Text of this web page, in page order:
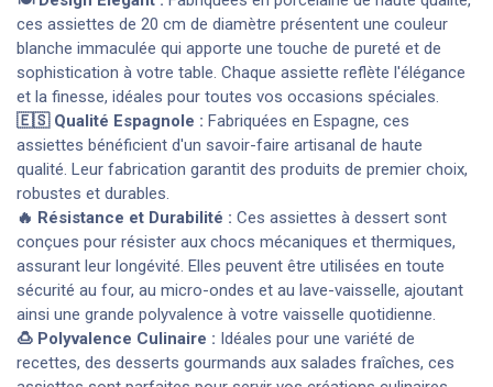
ces assiettes de 20 cm de diamètre présentent une couleur
blanche immaculée qui apporte une touche de pureté et de
sophistication à votre table. Chaque assiette reflète l'élégance
et la finesse, idéales pour toutes vos occasions spéciales.
🇪🇸 Qualité Espagnole : Fabriquées en Espagne, ces
assiettes bénéficient d'un savoir-faire artisanal de haute
qualité. Leur fabrication garantit des produits de premier choix,
robustes et durables.
🔥 Résistance et Durabilité : Ces assiettes à dessert sont
conçues pour résister aux chocs mécaniques et thermiques,
assurant leur longévité. Elles peuvent être utilisées en toute
sécurité au four, au micro-ondes et au lave-vaisselle, ajoutant
ainsi une grande polyvalence à votre vaisselle quotidienne.
🍮 Polyvalence Culinaire : Idéales pour une variété de
recettes, des desserts gourmands aux salades fraîches, ces